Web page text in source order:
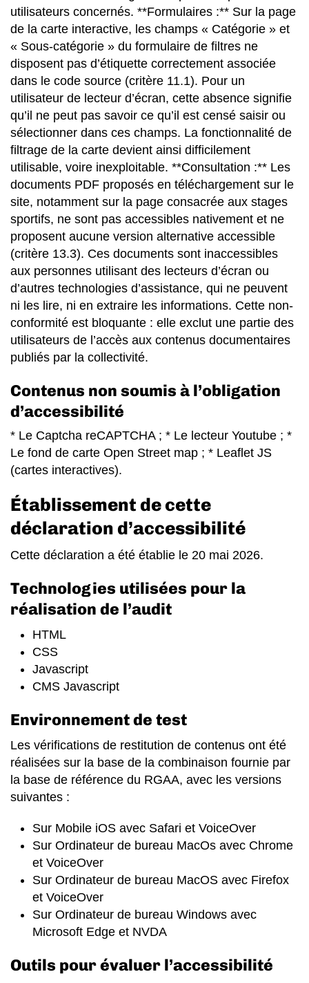
utilisateurs concernés. **Formulaires :** Sur la page
de la carte interactive, les champs « Catégorie » et
« Sous-catégorie » du formulaire de filtres ne
disposent pas d’étiquette correctement associée
dans le code source (critère 11.1). Pour un
utilisateur de lecteur d’écran, cette absence signifie
qu’il ne peut pas savoir ce qu’il est censé saisir ou
sélectionner dans ces champs. La fonctionnalité de
filtrage de la carte devient ainsi difficilement
utilisable, voire inexploitable. **Consultation :** Les
documents PDF proposés en téléchargement sur le
site, notamment sur la page consacrée aux stages
sportifs, ne sont pas accessibles nativement et ne
proposent aucune version alternative accessible
(critère 13.3). Ces documents sont inaccessibles
aux personnes utilisant des lecteurs d’écran ou
d’autres technologies d’assistance, qui ne peuvent
ni les lire, ni en extraire les informations. Cette non-
conformité est bloquante : elle exclut une partie des
utilisateurs de l’accès aux contenus documentaires
publiés par la collectivité.
Contenus non soumis à l’obligation
d’accessibilité
* Le Captcha reCAPTCHA ; * Le lecteur Youtube ; *
Le fond de carte Open Street map ; * Leaflet JS
(cartes interactives).
Établissement de cette
déclaration d’accessibilité
Cette déclaration a été établie le 20 mai 2026.
Technologies utilisées pour la
réalisation de l’audit
HTML
CSS
Javascript
CMS Javascript
Environnement de test
Les vérifications de restitution de contenus ont été
réalisées sur la base de la combinaison fournie par
la base de référence du RGAA, avec les versions
suivantes :
Sur Mobile iOS avec Safari et VoiceOver
Sur Ordinateur de bureau MacOs avec Chrome
et VoiceOver
Sur Ordinateur de bureau MacOS avec Firefox
et VoiceOver
Sur Ordinateur de bureau Windows avec
Microsoft Edge et NVDA
Outils pour évaluer l’accessibilité